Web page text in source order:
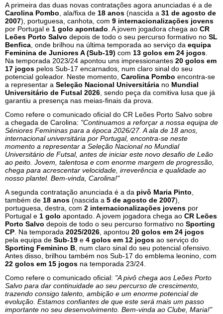
A primeira das duas novas contratações agora anunciadas é a de
Carolina Pombo , ala/fixa de 18 anos (nascida a 31 de agosto de
2007), portuguesa, canhota, com 9 internacionalizações jovens
por Portugal e 1 golo apontado . A jovem jogadora chega ao CR
Leões Porto Salvo depois de todo o seu percurso formativo no SL
Benfica , onde brilhou na última temporada ao serviço da equipa
Feminina de Juniores A (Sub-19) com 13 golos em 24 jogos
Na temporada 2023/24 apontou uns impressionantes 20 golos em
17 jogos pelos Sub-17 encarnados, num claro sinal do seu
potencial goleador. Neste momento, Carolina Pombo encontra-se
a representar a Seleção Nacional Universitária no Mundial
Universitário de Futsal 2026 , sendo peça da comitiva lusa que já
garantiu a presença nas meias-finais da prova.
Como refere o comunicado oficial do CR Leões Porto Salvo sobre
a chegada de Carolina: "Continuamos a reforçar a nossa equipa de
Séniores Femininas para a época 2026/27. A ala de 18 anos,
internacional universitária por Portugal, encontra-se neste
momento a representar a Seleção Nacional no Mundial
Universitário de Futsal, antes de iniciar este novo desafio de Leão
ao peito. Jovem, talentosa e com enorme margem de progressão,
chega para acrescentar velocidade, irreverência e qualidade ao
nosso plantel. Bem-vinda, Carolina!"
A segunda contratação anunciada é a da pivô Maria Pinto
também de 18 anos (nascida a 5 de agosto de 2007),
portuguesa, destra, com 2 internacionalizações jovens por
Portugal e 1 golo apontado. A jovem jogadora chega ao CR Leões
Porto Salvo depois de todo o seu percurso formativo no Sporting
CP . Na temporada 2025/2026 , apontou 20 golos em 24 jogos
pela equipa de Sub-19 e 4 golos em 12 jogos ao serviço do
Sporting Feminino B , num claro sinal do seu potencial ofensivo.
Antes disso, brilhou também nos Sub-17 do emblema leonino, com
22 golos em 15 jogos na temporada 23/24.
Como refere o comunicado oficial: "A pivô chega aos Leões Porto
Salvo para dar continuidade ao seu percurso de crescimento,
trazendo consigo talento, ambição e um enorme potencial de
evolução. Estamos confiantes de que este será mais um passo
importante no seu desenvolvimento. Bem-vinda ao Clube, Maria!"